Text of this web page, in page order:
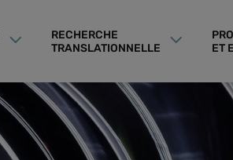
RECHERCHE
TRANSLATIONNELLE
ET